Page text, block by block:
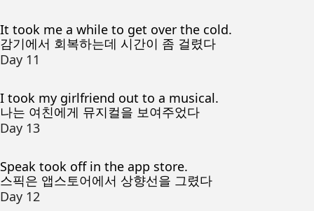
It took me a while to get over the cold.
감기에서 회복하는데 시간이 좀 걸렸다
Day 11
I took my girlfriend out to a musical.
나는 여친에게 뮤지컬을 보여주었다
Day 13
Speak took off in the app store.
스픽은 앱스토어에서 상향선을 그렸다
Day 12